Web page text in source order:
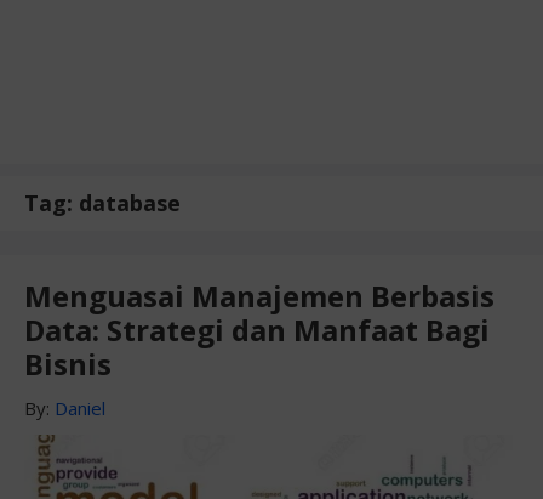
Tag: database
Menguasai Manajemen Berbasis
Data: Strategi dan Manfaat Bagi
Bisnis
By: Daniel